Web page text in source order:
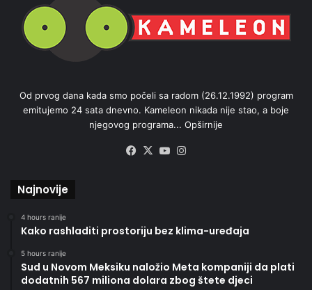
Od prvog dana kada smo počeli sa radom (26.12.1992) program
emitujemo 24 sata dnevno. Kameleon nikada nije stao, a boje
njegovog programa... Opširnije
Facebook
X YouTube
Najnovije
4 hours ranije
Kako rashladiti prostoriju bez klima-uređaja
5 hours ranije
Sud u Novom Meksiku naložio Meta kompaniji da plati
dodatnih 567 miliona dolara zbog štete djeci